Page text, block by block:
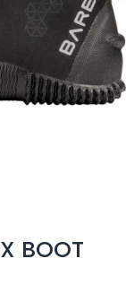
BOOT